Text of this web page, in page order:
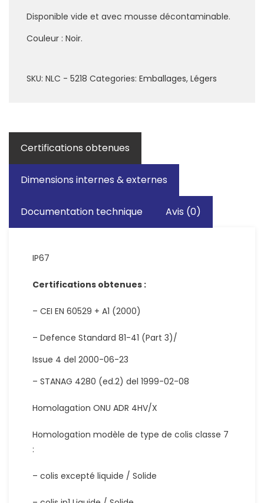
Disponible vide et avec mousse décontaminable.
Couleur : Noir.
SKU: NLC - 5218 Categories: Emballages, Légers
Certifications obtenues
Dimensions internes & externes
Documentation technique Avis (0)
IP67
Certifications obtenues :
– CEI EN 60529 + A1 (2000)
– Defence Standard 81-41 (Part 3)/
Issue 4 del 2000-06-23
– STANAG 4280 (ed.2) del 1999-02-08
Homolagation ONU ADR 4HV/X
Homologation modèle de type de colis classe 7
:
– colis excepté liquide / Solide